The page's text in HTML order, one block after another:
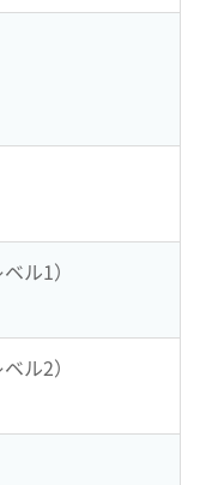
ル1）
ル2）